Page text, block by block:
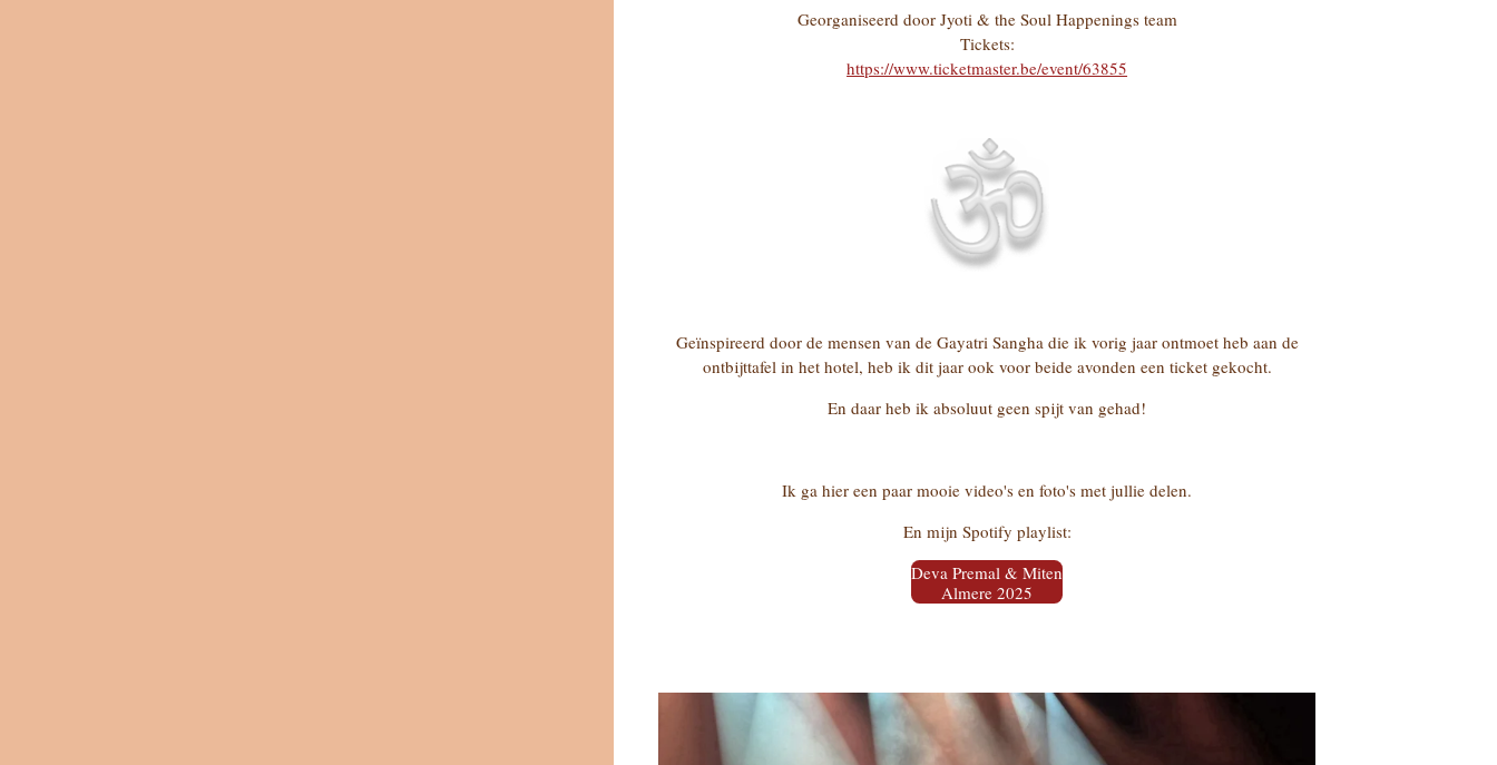
Georganiseerd door Jyoti & the Soul Happenings team
Tickets:
https://www.ticketmaster.be/event/63855
Geïnspireerd door de mensen van de Gayatri Sangha die ik vorig jaar ontmoet heb aan de
ontbijttafel in het hotel, heb ik dit jaar ook voor beide avonden een ticket gekocht.
En daar heb ik absoluut geen spijt van gehad!
Ik ga hier een paar mooie video's en foto's met jullie delen.
En mijn Spotify playlist:
Deva Premal & Miten
Almere 2025